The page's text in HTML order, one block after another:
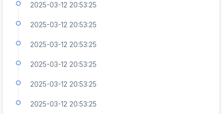
2025-03-12 20:53:25
2025-03-12 20:53:25
2025-03-12 20:53:25
2025-03-12 20:53:25
2025-03-12 20:53:25
2025-03-12 20:53:25